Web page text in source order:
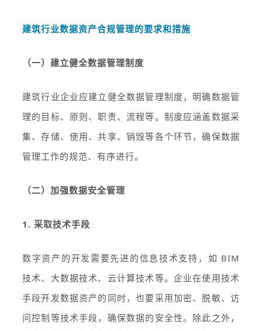
建筑行业数据资产合规管理的要求和措施
（一）建立健全数据管理制度
建筑行业企业应建立健全数据管理制度，明确数据管
理的目标、原则、职责、流程等。制度应涵盖数据采
集、存储、使用、共享、销毁等各个环节，确保数据
管理工作的规范、有序进行。
（二）加强数据安全管理
1. 采取技术手段
数字资产的开发需要先进的信息技术支持，如 BIM
技术、大数据技术、云计算技术等。企业在使用技术
手段开发数据资产的同时，也要采用加密、脱敏、访
问控制等技术手段，确保数据的安全性。除此之外，